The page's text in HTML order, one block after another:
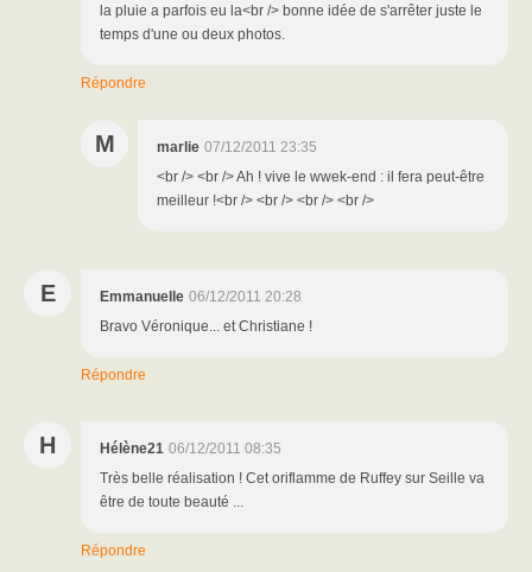
la pluie a parfois eu la<br /> bonne idée de s'arrêter juste le
temps d'une ou deux photos.
Répondre
M marlie 07/12/2011 23:35
<br /> <br /> Ah ! vive le wwek-end : il fera peut-être
meilleur !<br /> <br /> <br /> <br />
E Emmanuelle 06/12/2011 20:28
Bravo Véronique... et Christiane !
Répondre
H Hélène21 06/12/2011 08:35
Très belle réalisation ! Cet oriflamme de Ruffey sur Seille va
être de toute beauté ...
Répondre